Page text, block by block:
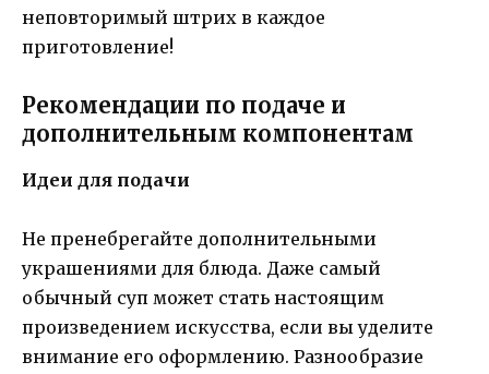
неповторимый штрих в каждое
приготовление!
Рекомендации по подаче и
дополнительным компонентам
Идеи для подачи
Не пренебрегайте дополнительными
украшениями для блюда. Даже самый
обычный суп может стать настоящим
произведением искусства, если вы уделите
внимание его оформлению. Разнообразие